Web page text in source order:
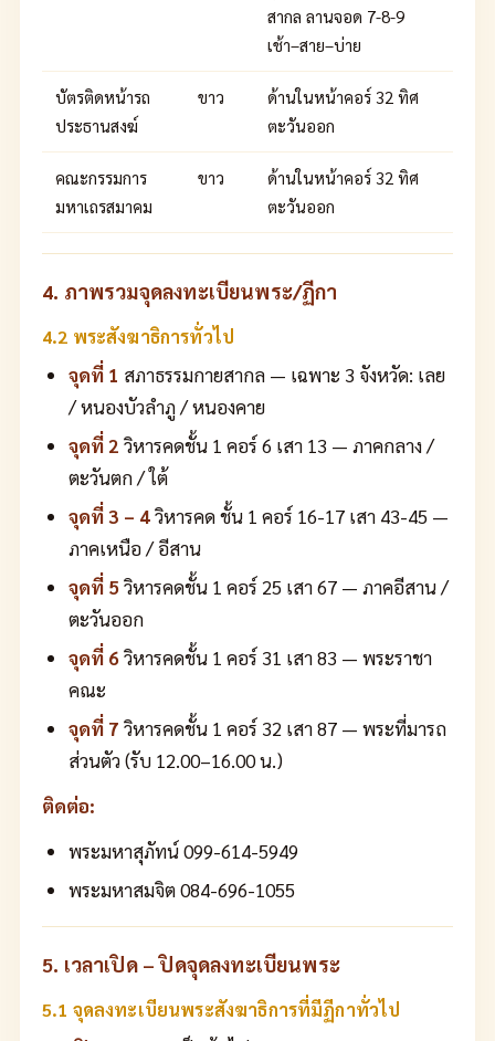
สากล ลานจอด 7-8-9
เช้า–สาย–บ่าย
บัตรติดหน้ารถ
ประธานสงฆ์
ขาว
ด้านในหน้าคอร์ 32 ทิศ
ตะวันออก
คณะกรรมการ
มหาเถรสมาคม
ขาว
ด้านในหน้าคอร์ 32 ทิศ
ตะวันออก
4. ภาพรวมจุดลงทะเบียนพระ/ฏีกา
4.2 พระสังฆาธิการทั่วไป
จุดที่ 1 สภาธรรมกายสากล — เฉพาะ 3 จังหวัด: เลย
/ หนองบัวลำภู / หนองคาย
จุดที่ 2 วิหารคดชั้น 1 คอร์ 6 เสา 13 — ภาคกลาง /
ตะวันตก / ใต้
จุดที่ 3 – 4วิหารคด ชั้น 1 คอร์ 16-17 เสา 43-45 —
ภาคเหนือ / อีสาน
จุดที่ 5วิหารคดชั้น 1 คอร์ 25 เสา 67 — ภาคอีสาน /
ตะวันออก
จุดที่ 6วิหารคดชั้น 1 คอร์ 31 เสา 83 — พระราชา
คณะ
จุดที่ 7 วิหารคดชั้น 1 คอร์ 32 เสา 87 — พระที่มารถ
ส่วนตัว (รับ 12.00–16.00 น.)
ติดต่อ:
พระมหาสุภัทน์ 099-614-5949
พระมหาสมจิต 084-696-1055
5. เวลาเปิด – ปิดจุดลงทะเบียนพระ
5.1 จุดลงทะเบียนพระสังฆาธิการที่มีฏีกาทั่วไป